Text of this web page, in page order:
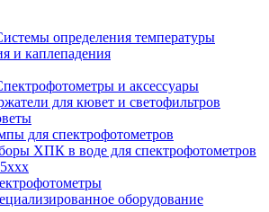
определения температуры
и каплепадения
и аксессуары
для кювет и светофильтров
для спектрофотометров
ХПК в воде для спектрофотометров
оборудование